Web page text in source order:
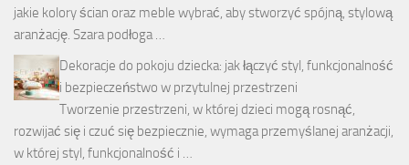
jakie kolory ścian oraz meble wybrać, aby stworzyć spójną, stylową
aranżację. Szara podłoga …
Dekoracje do pokoju dziecka: jak łączyć styl, funkcjonalność
i bezpieczeństwo w przytulnej przestrzeni
Tworzenie przestrzeni, w której dzieci mogą rosnąć,
rozwijać się i czuć się bezpiecznie, wymaga przemyślanej aranżacji,
w której styl, funkcjonalność i …